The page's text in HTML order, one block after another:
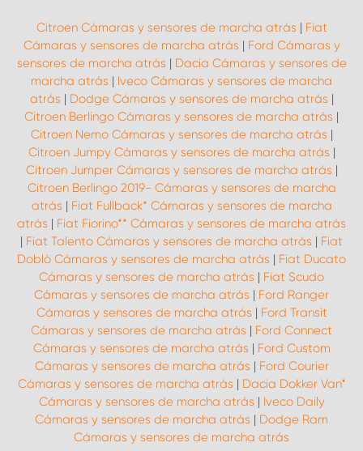
Citroen Cámaras y sensores de marcha atrás | Fiat
Cámaras y sensores de marcha atrás | Ford Cámaras y
sensores de marcha atrás | Dacia Cámaras y sensores de
marcha atrás | Iveco Cámaras y sensores de marcha
atrás | Dodge Cámaras y sensores de marcha atrás |
Citroen Berlingo Cámaras y sensores de marcha atrás |
Citroen Nemo Cámaras y sensores de marcha atrás |
Citroen Jumpy Cámaras y sensores de marcha atrás |
Citroen Jumper Cámaras y sensores de marcha atrás |
Citroen Berlingo 2019- Cámaras y sensores de marcha
atrás | Fiat Fullback* Cámaras y sensores de marcha
atrás | Fiat Fiorino** Cámaras y sensores de marcha atrás
| Fiat Talento Cámaras y sensores de marcha atrás | Fiat
Doblò Cámaras y sensores de marcha atrás | Fiat Ducato
Cámaras y sensores de marcha atrás | Fiat Scudo
Cámaras y sensores de marcha atrás | Ford Ranger
Cámaras y sensores de marcha atrás | Ford Transit
Cámaras y sensores de marcha atrás | Ford Connect
Cámaras y sensores de marcha atrás | Ford Custom
Cámaras y sensores de marcha atrás | Ford Courier
Cámaras y sensores de marcha atrás | Dacia Dokker Van*
Cámaras y sensores de marcha atrás | Iveco Daily
Cámaras y sensores de marcha atrás | Dodge Ram
Cámaras y sensores de marcha atrás